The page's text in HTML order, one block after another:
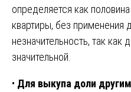
определяется как
квартиры, без применения
незначительность, так как
значительной.
• Для выкупа доли